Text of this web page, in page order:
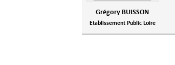
Grégory BUISSON
Etablissement Public Loire